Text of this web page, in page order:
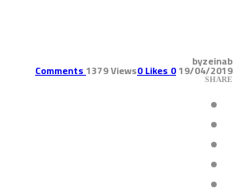
byzeinab
19/04/2019
0
Comments
1379 Views0Likes SHARE